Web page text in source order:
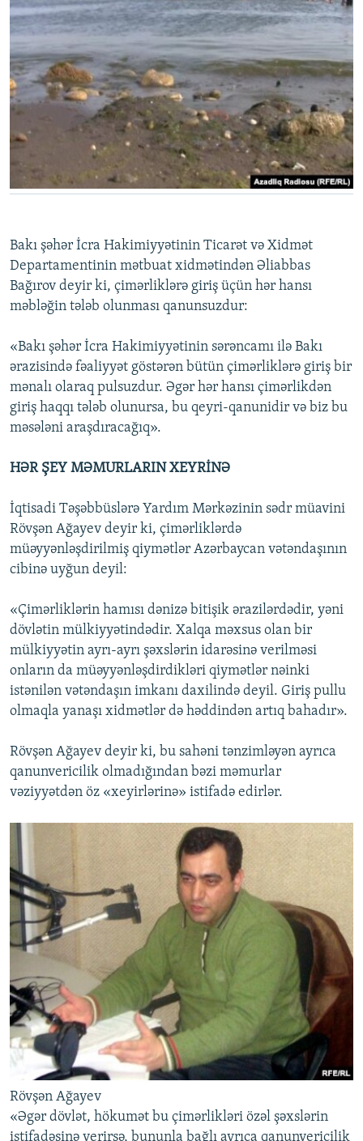
Bakı şəhər İcra Hakimiyyətinin Ticarət və Xidmət
Departamentinin mətbuat xidmətindən Əliabbas
Bağırov deyir ki, çimərliklərə giriş üçün hər hansı
məbləğin tələb olunması qanunsuzdur:
«Bakı şəhər İcra Hakimiyyətinin sərəncamı ilə Bakı
ərazisində fəaliyyət göstərən bütün çimərliklərə giriş bir
mənalı olaraq pulsuzdur. Əgər hər hansı çimərlikdən
giriş haqqı tələb olunursa, bu qeyri-qanunidir və biz bu
məsələni araşdıracağıq».
HƏR ŞEY MƏMURLARIN XEYRİNƏ
İqtisadi Təşəbbüslərə Yardım Mərkəzinin sədr müavini
Rövşən Ağayev deyir ki, çimərliklərdə
müəyyənləşdirilmiş qiymətlər Azərbaycan vətəndaşının
cibinə uyğun deyil:
«Çimərliklərin hamısı dənizə bitişik ərazilərdədir, yəni
dövlətin mülkiyyətindədir. Xalqa məxsus olan bir
mülkiyyətin ayrı-ayrı şəxslərin idarəsinə verilməsi
onların da müəyyənləşdirdikləri qiymətlər nəinki
istənilən vətəndaşın imkanı daxilində deyil. Giriş pullu
olmaqla yanaşı xidmətlər də həddindən artıq bahadır».
Rövşən Ağayev deyir ki, bu sahəni tənzimləyən ayrıca
qanunvericilik olmadığından bəzi məmurlar
vəziyyətdən öz «xeyirlərinə» istifadə edirlər.
Rövşən Ağayev
«Əgər dövlət, hökumət bu çimərlikləri özəl şəxslərin
istifadəsinə verirsə, bununla bağlı ayrıca qanunvericilik